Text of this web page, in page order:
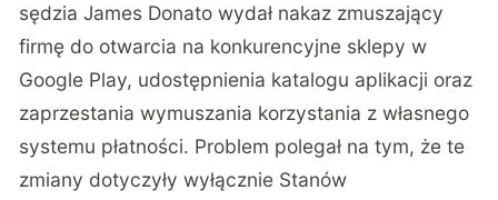
sędzia James Donato wydał nakaz zmuszający
firmę do otwarcia na konkurencyjne sklepy w
Google Play, udostępnienia katalogu aplikacji oraz
zaprzestania wymuszania korzystania z własnego
systemu płatności. Problem polegał na tym, że te
zmiany dotyczyły wyłącznie Stanów